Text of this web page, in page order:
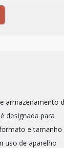
armazenamento
designada para
e tamanho
uso de aparelho